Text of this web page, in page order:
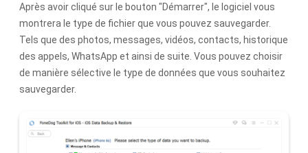
Après avoir cliqué sur le bouton "Démarrer", le logiciel vous
montrera le type de fichier que vous pouvez sauvegarder.
Tels que des photos, messages, vidéos, contacts, historique
des appels, WhatsApp et ainsi de suite. Vous pouvez choisir
de manière sélective le type de données que vous souhaitez
sauvegarder.